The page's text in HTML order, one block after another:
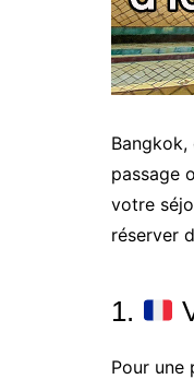
passage
votre
réserver
1.
Pour une